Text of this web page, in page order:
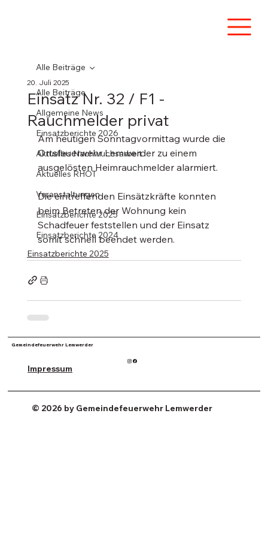
Alle Beiträge
Allgemeine News
Einsatzberichte 2026
Aktuelles Nachwuchsarbeit
Aktuelles RHOT
Veranstaltungen
Einsatzberichte 2025
Einsatzberichte 2024
Alle Beiträge
Einsatz Nr. 32 / F1 -
Rauchmelder privat
20. Juli 2025
Am heutigen Sonntagvormittag wurde die
Ortsfeuerwehr Lemwerder zu einem
ausgelösten Heimrauchmelder alarmiert.
Die eintreffenden Einsätzkräfte konnten
beim Betreten der Wohnung kein
Schadfeuer feststellen und der Einsatz
somit schnell beendet werden.
Einsatzberichte 2025
Gemeindefeuerwehr Lemwerder
Impressum
© 2026 by Gemeindefeuerwehr Lemwerder